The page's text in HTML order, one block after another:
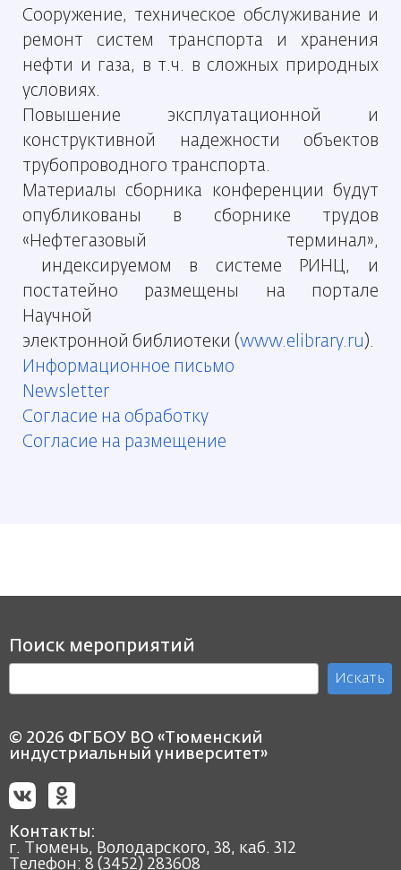
Сооружение, техническое обслуживание и
ремонт систем транспорта и хранения
нефти и газа, в т.ч. в сложных природных
условиях.
Повышение эксплуатационной и
конструктивной надежности объектов
трубопроводного транспорта.
Материалы сборника конференции будут
опубликованы в сборнике трудов
«Нефтегазовый терминал»,
индексируемом в системе РИНЦ, и
постатейно размещены на портале
Научной
электронной библиотеки (www.elibrary.ru ).
Информационное письмо
Newsletter
Согласие на обработку
Согласие на размещение
Поиск мероприятий
Искать
© 2026 ФГБОУ ВО «Тюменский
индустриальный университет»
Контакты:
г. Тюмень, Володарского, 38, каб. 312
Телефон: 8 (3452) 283608